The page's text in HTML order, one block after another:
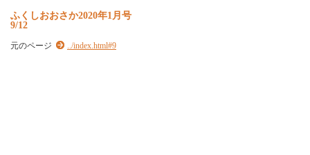
ふくしおおさか2020年1月号
9/12
元のページ ../index.html#9